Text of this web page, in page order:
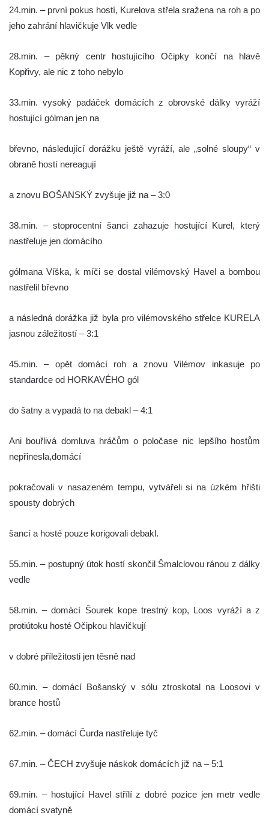
24.min. – první pokus hostí, Kurelova střela sražena na roh a po
jeho zahrání hlavičkuje Vlk vedle
28.min. – pěkný centr hostujícího Očipky končí na hlavě
Kopřivy, ale nic z toho nebylo
33.min. vysoký padáček domácích z obrovské dálky vyráží
hostující gólman jen na
břevno, následující dorážku ještě vyráží, ale „solné sloupy“ v
obraně hostí nereagují
a znovu BOŠANSKÝ zvyšuje již na – 3:0
38.min. – stoprocentní šanci zahazuje hostující Kurel, který
nastřeluje jen domácího
gólmana Víška, k míči se dostal vilémovský Havel a bombou
nastřelil břevno
a následná dorážka již byla pro vilémovského střelce KURELA
jasnou záležitostí – 3:1
45.min. – opět domácí roh a znovu Vilémov inkasuje po
standardce od HORKAVÉHO gól
do šatny a vypadá to na debakl – 4:1
Ani bouřlivá domluva hráčům o poločase nic lepšího hostům
nepřinesla,domácí
pokračovali v nasazeném tempu, vytvářeli si na úzkém hřišti
spousty dobrých
šancí a hosté pouze korigovali debakl.
55.min. – postupný útok hostí skončil Šmalclovou ránou z dálky
vedle
58.min. – domácí Šourek kope trestný kop, Loos vyráží a z
protiútoku hosté Očipkou hlavičkují
v dobré příležitosti jen těsně nad
60.min. – domácí Bošanský v sólu ztroskotal na Loosovi v
brance hostů
62.min. – domácí Čurda nastřeluje tyč
67.min. – ČECH zvyšuje náskok domácích již na – 5:1
69.min. – hostující Havel střílí z dobré pozice jen metr vedle
domácí svatyně